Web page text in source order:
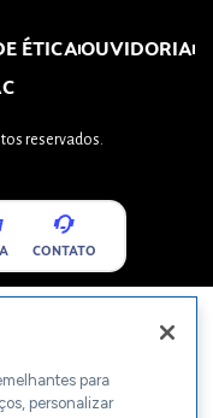
ÉTICAOUVIDORIA
reservados.
CONTATO
para
personalizar